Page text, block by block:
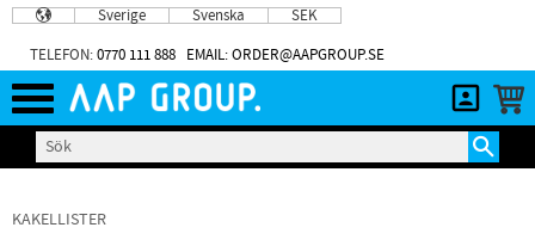
Meny
Sverige Svenska SEK
TELEFON:0770 111 888 EMAIL: ORDER@AAPGROUP.SE
KAKELLISTER